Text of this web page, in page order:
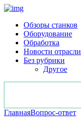
Обзоры станков
Оборудование
Обработка
Новости отрасли
Без рубрики
Другое
ГлавнаяВопрос-ответ